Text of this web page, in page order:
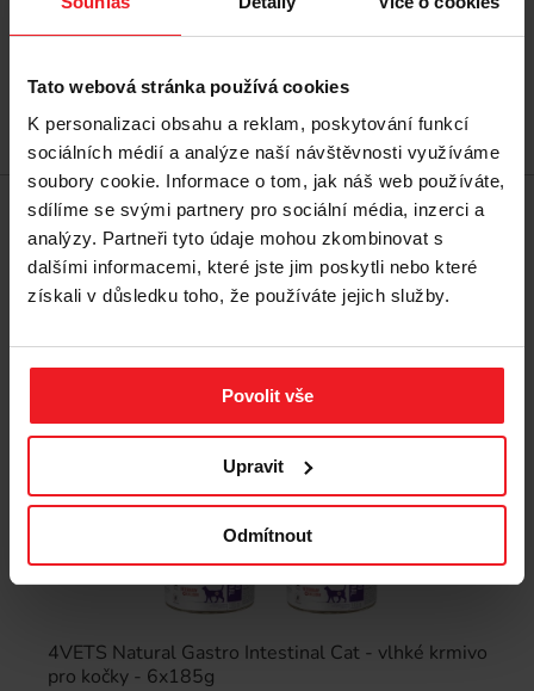
Tato webová stránka používá cookies
K personalizaci obsahu a reklam, poskytování funkcí
sociálních médií a analýze naší návštěvnosti využíváme
soubory cookie. Informace o tom, jak náš web používáte,
sdílíme se svými partnery pro sociální média, inzerci a
analýzy. Partneři tyto údaje mohou zkombinovat s
dalšími informacemi, které jste jim poskytli nebo které
získali v důsledku toho, že používáte jejich služby.
Povolit vše
Upravit
Odmítnout
939 Kč
Nejnižší cena za posledních 30 dní před slevou:1 039 Kč
Přidat do košíku
4VETS Natural Gastro Intestinal Cat - vlhké krmivo
pro kočky - 6x185g
Sleva -3%